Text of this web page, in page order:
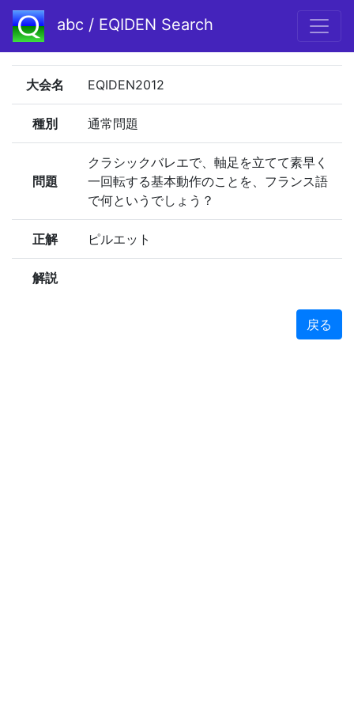
abc / EQIDEN Search
大会名 EQIDEN2012
種別 通常問題
問題
クラシックバレエで、軸足を立てて素早く
一回転する基本動作のことを、フランス語
で何というでしょう？
正解 ピルエット
解説
戻る